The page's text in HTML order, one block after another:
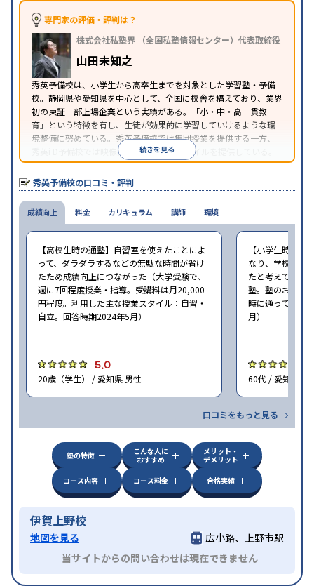
季節講習のみの受講可
※2023年10月調査。
専門家の評価・評判は？
株式会社私塾界 （全国私塾情報センター）代表取締役
山田未知之
秀英予備校は、小学生から高卒生までを対象とした学習塾・予備
校。静岡県や愛知県を中心として、全国に校舎を構えており、業界
初の東証一部上場企業という実績がある。「小・中・高一貫教
育」という特徴を有し、生徒が効果的に学習していけるような環
境整備に努めている。秀英予備校では集団授業を提供する一方、
秀英i D予備校では映像授業による学習スタイルを提供している。
続きを見る
秀英予備校の口コミ・評判
成績向上
【高校生時の通塾】自習室を使えたことによ
って、ダラダラするなどの無駄な時間が省け
たため成績向上につながった（大学受験で、
週に7回程度授業・指導。受講料は月20,000
円程度。利用した主な授業スタイル：自習・
自立。回答時期2024年5月）
5.0
20歳（学生） / 愛知県 男性
【小学生時の通
なり、学校での
たと考えている
塾。塾のおすす
時に通っていた
月）
60代 / 愛知県 男
口コミをもっと見る
料金 カリキュラム 講師 環境
塾の特徴
こんな人に
おすすめ
メリット・
デメリット
コース内容
コース料金 合格実績
伊賀上野校
地図を見る
広小路、上野市駅
当サイトからの問い合わせは現在できません